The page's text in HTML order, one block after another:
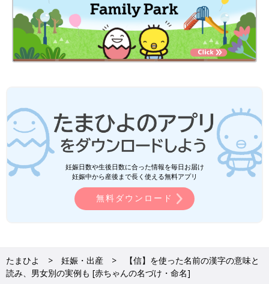
妊娠日数や生後日数に合った情報を毎日お届け
妊娠中から産後まで長く使える無料アプリ
無料ダウンロード
たまひよ 妊娠・出産
【信】を使った名前の漢字の意味と
読み、男女別の実例も [赤ちゃんの名づけ・命名]